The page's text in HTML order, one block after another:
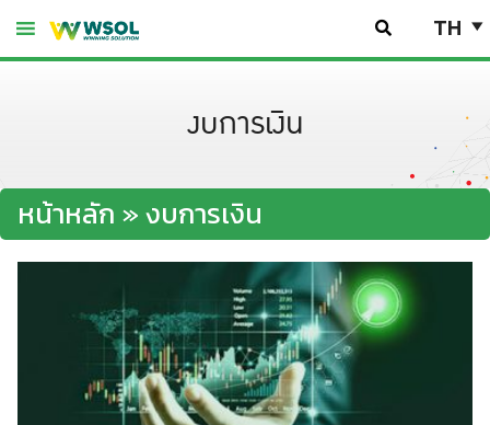
Skip
to
TH
งบการเงิน
หน้าหลัก »งบการเงิน